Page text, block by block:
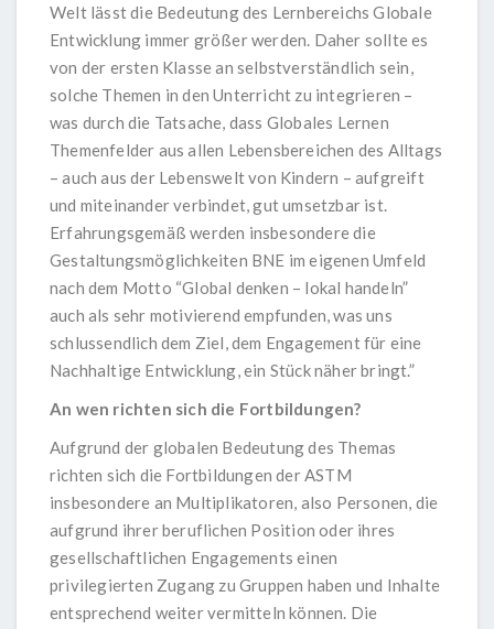
Welt lässt die Bedeutung des Lernbereichs Globale
Entwicklung immer größer werden. Daher sollte es
von der ersten Klasse an selbstverständlich sein,
solche Themen in den Unterricht zu integrieren –
was durch die Tatsache, dass Globales Lernen
Themenfelder aus allen Lebensbereichen des Alltags
– auch aus der Lebenswelt von Kindern – aufgreift
und miteinander verbindet, gut umsetzbar ist.
Erfahrungsgemäß werden insbesondere die
Gestaltungsmöglichkeiten BNE im eigenen Umfeld
nach dem Motto “Global denken – lokal handeln”
auch als sehr motivierend empfunden, was uns
schlussendlich dem Ziel, dem Engagement für eine
Nachhaltige Entwicklung, ein Stück näher bringt.”
An wen richten sich die Fortbildungen?
Aufgrund der globalen Bedeutung des Themas
richten sich die Fortbildungen der ASTM
insbesondere an Multiplikatoren, also Personen, die
aufgrund ihrer beruflichen Position oder ihres
gesellschaftlichen Engagements einen
privilegierten Zugang zu Gruppen haben und Inhalte
entsprechend weiter vermitteln können. Die